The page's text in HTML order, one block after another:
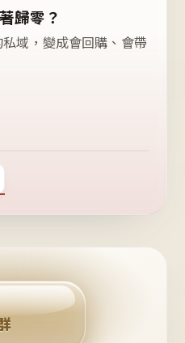
歸零？
域，變成會回購、會帶